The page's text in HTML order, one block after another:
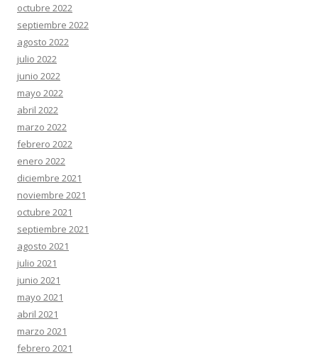
octubre 2022
septiembre 2022
agosto 2022
julio 2022
junio 2022
mayo 2022
abril 2022
marzo 2022
febrero 2022
enero 2022
diciembre 2021
noviembre 2021
octubre 2021
septiembre 2021
agosto 2021
julio 2021
junio 2021
mayo 2021
abril 2021
marzo 2021
febrero 2021